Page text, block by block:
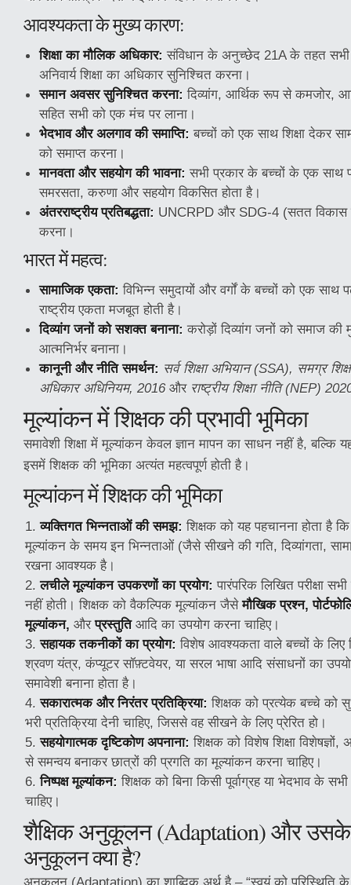
आवश्यकता के मुख्य कारण:
शिक्षा का मौलिक अधिकार: संविधान के अनुच्छेद 21A के तहत सभी
अनिवार्य शिक्षा का अधिकार सुनिश्चित करना।
समान अवसर सुनिश्चित करना: दिव्यांग, आर्थिक रूप से कमजोर,
सहित सभी को एक मंच पर लाना।
भेदभाव और अलगाव की समाप्ति: बच्चों को एक साथ शिक्षा देकर
को समाप्त करना।
मानवता और सहयोग की भावना: सभी प्रकार के बच्चों के एक साथ
समरसता, करुणा और सहयोग विकसित होता है।
अंतरराष्ट्रीय प्रतिबद्धता: UNCRPD और SDG-4 (सतत विकास
करना।
भारत में महत्व:
सामाजिक एकता: विभिन्न समुदायों और वर्गों के बच्चों को एक
राष्ट्रीय एकता मजबूत होती है।
दिव्यांग जनों को सशक्त बनाना: करोड़ों दिव्यांग जनों को समाज की
आत्मनिर्भर बनाना।
कानूनी और नीति समर्थन: सर्व शिक्षा अभियान (SSA), समग्र
अधिकार अधिनियम, 2016और राष्ट्रीय शिक्षा नीति (NEP)
मूल्यांकन में शिक्षक की प्रभावी भूमिका
समावेशी शिक्षा में मूल्यांकन केवल ज्ञान मापन का साधन नहीं है, बल्कि
इसमें शिक्षक की भूमिका अत्यंत महत्वपूर्ण होती है।
मूल्यांकन में शिक्षक की भूमिका
व्यक्तिगत भिन्नताओं की समझ: शिक्षक को यह पहचानना होता है
मूल्यांकन के समय इन भिन्नताओं (जैसे सीखने की गति, दिव्यांगता,
रखना आवश्यक है।
लचीले मूल्यांकन उपकरणों का प्रयोग: पारंपरिक लिखित परीक्षा
नहीं होती। शिक्षक को वैकल्पिक मूल्यांकन जैसेमौखिक प्रश्न,
मूल्यांकन, औरप्रस्तुतिआदि का उपयोग करना चाहिए।
सहायक तकनीकों का प्रयोग: विशेष आवश्यकता वाले बच्चों के लिए
श्रवण यंत्र, कंप्यूटर सॉफ़्टवेयर, या सरल भाषा आदि संसाधनों का
समावेशी बनाना होता है।
सकारात्मक और निरंतर प्रतिक्रिया: शिक्षक को प्रत्येक बच्चे को
भरी प्रतिक्रिया देनी चाहिए, जिससे वह सीखने के लिए प्रेरित हो।
सहयोगात्मक दृष्टिकोण अपनाना: शिक्षक को विशेष शिक्षा
से समन्वय बनाकर छात्रों की प्रगति का मूल्यांकन करना चाहिए।
निष्पक्ष मूल्यांकन: शिक्षक को बिना किसी पूर्वाग्रह या भेदभाव के
चाहिए।
शैक्षिक अनुकूलन (Adaptation) और उसके
अनुकूलन क्या है?
अनुकूलन (Adaptation) का शाब्दिक अर्थ है – “स्वयं को परिस्थिति